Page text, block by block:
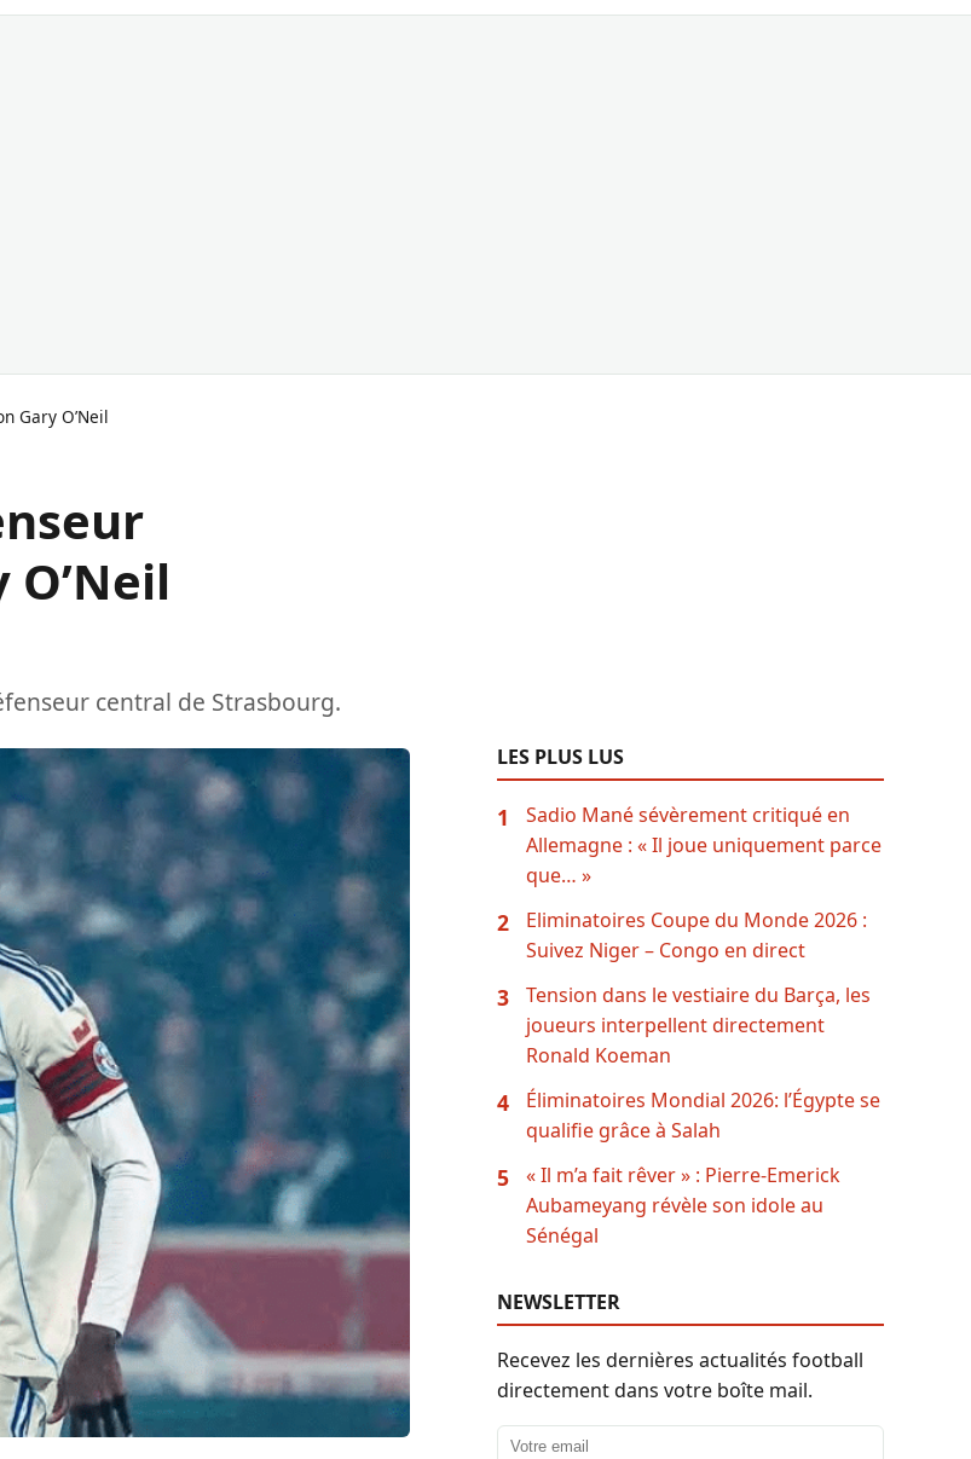
Gary O’Neil
central de Strasbourg.
LES PLUS LUS
1
Sadio Mané sévèrement critiqué en
Allemagne : « Il joue uniquement parce
que… »
2
Eliminatoires Coupe du Monde 2026 :
Suivez Niger – Congo en direct
3
Tension dans le vestiaire du Barça, les
joueurs interpellent directement
Ronald Koeman
4
Éliminatoires Mondial 2026: l’Égypte se
qualifie grâce à Salah
5
« Il m’a fait rêver » : Pierre-Emerick
Aubameyang révèle son idole au
Sénégal
NEWSLETTER
Recevez les dernières actualités football
directement dans votre boîte mail.
Adresse email